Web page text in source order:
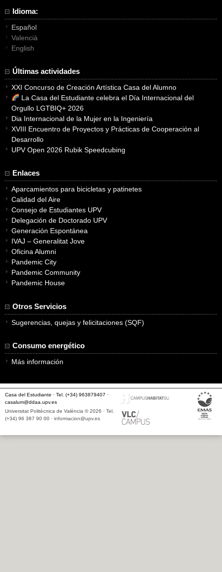
Idioma:
Español
Valencià
English
Últimas actividades
XXI Concurso de Creación Artística Casa del Alumno
La Casa del Estudiante celebra el Día Internacional del
Orgullo LGTBIQ+ 2026
Dia Internacional de la Mujer en la Ingeniería
XVIII Encuentro de Proyectos y Prácticas de Cooperación al
Desarrollo
UPV Open 2026 Rubik Speedcubing
Enlaces
Aparcamientos para bicicletas y patinetes
Calidad del Aire
Consejo de Estudiantes UPV
Delegación de Doctorado UPV
Generación Espontánea
IVAJ – Generalitat Jove
Oficina Alumni
Pandemic City
Pandemic Community
Pandemic House
Otros Servicios
Sugerencias, quejas y felicitaciones (SQF)
Consumo energético
Más información
Casa del Estudiante · Tel. (+34) 963879407 ·
casalum@ddaa.upv.es
Universitat Politècnica de València © 2026 · Tel.
(+34) 96 387 90 00 · informacion@upv.es